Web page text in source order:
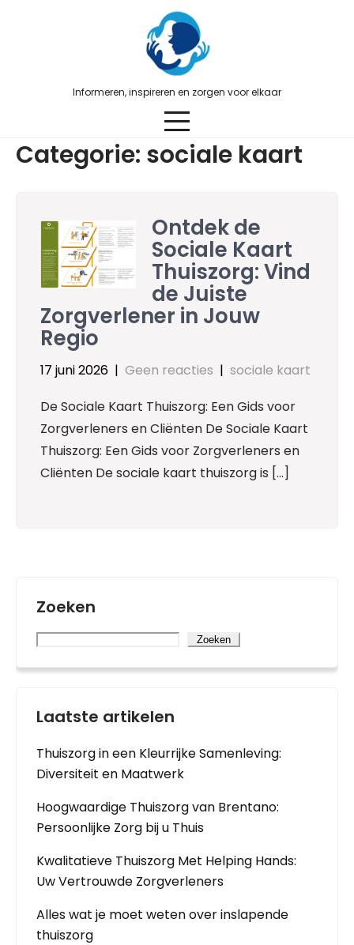
Informeren, inspireren en zorgen voor elkaar
Categorie: sociale kaart
Ontdek de
Sociale Kaart
Thuiszorg: Vind
de Juiste
Zorgverlener in Jouw
Regio
17 juni 2026 | Geen reacties | sociale kaart
De Sociale Kaart Thuiszorg: Een Gids voor
Zorgverleners en Cliënten De Sociale Kaart
Thuiszorg: Een Gids voor Zorgverleners en
Cliënten De sociale kaart thuiszorg is […]
Zoeken
Zoeken
Laatste artikelen
Thuiszorg in een Kleurrijke Samenleving:
Diversiteit en Maatwerk
Hoogwaardige Thuiszorg van Brentano:
Persoonlijke Zorg bij u Thuis
Kwalitatieve Thuiszorg Met Helping Hands:
Uw Vertrouwde Zorgverleners
Alles wat je moet weten over inslapende
thuiszorg